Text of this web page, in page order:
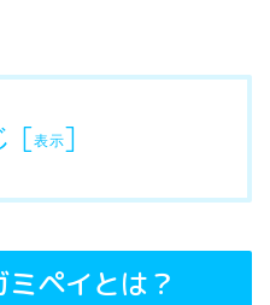
[表示]
ペイとは？